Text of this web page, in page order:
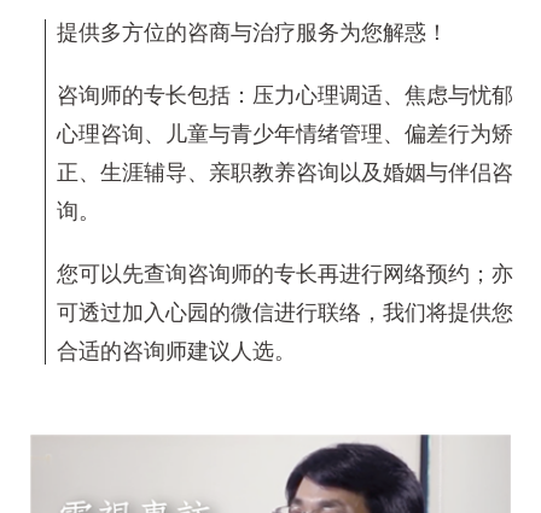
提供多方位的咨商与治疗服务为您解惑！
咨询师的专长包括：压力心理调适、焦虑与忧郁
心理咨询、儿童与青少年情绪管理、偏差行为矫
正、生涯辅导、亲职教养咨询以及婚姻与伴侣咨
询。
您可以先查询咨询师的专长再进行网络预约；亦
可透过加入心园的微信进行联络，我们将提供您
合适的咨询师建议人选。